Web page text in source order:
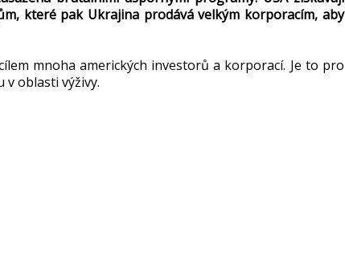
které pak Ukrajina prodává velkým korporacím, aby
mnoha amerických investorů a korporací. Je to pro
oblasti výživy.